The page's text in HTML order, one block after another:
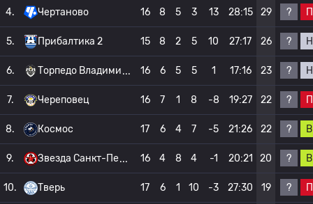
4. Чертаново 16 8 5 3 13 28:15 29 ? П
5. Прибалтика 2 15 8 2 5 10 27:17 26 ? Н
6. Торпедо Владими 16 6 5 5 1 17:16 23 ? Н
7. Череповец 16 7 1 8 -8 19:27 22 ? П
8. Космос 17 6 4 7 -5 21:26 22 ? В
9. Звезда Санкт-Пе 16 4 8 4 -1 20:21 20 ? В
10. Тверь 17 6 1 10 -3 27:30 19 ? П